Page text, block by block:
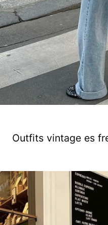
Outfits vintage es